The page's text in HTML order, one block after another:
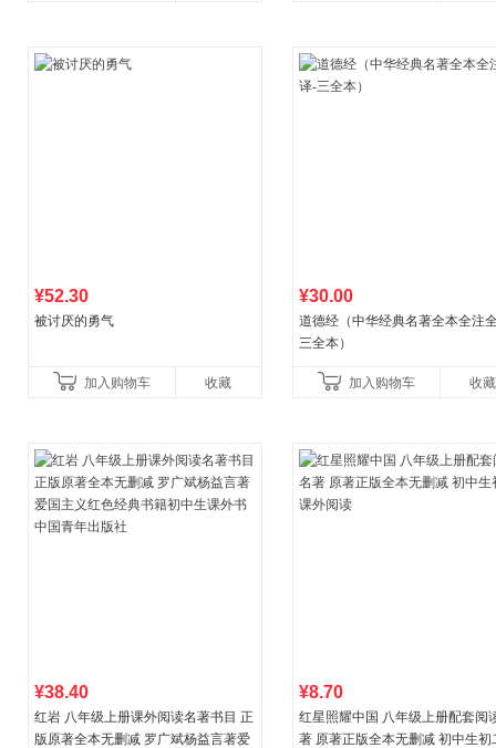
¥52.30
被讨厌的勇气
加入购物车 收藏
¥30.00
道德经（中华经典名著全本全注
三全本）
加入购物车 收藏
¥38.40
红岩 八年级上册课外阅读名著书目 正
版原著全本无删减 罗广斌杨益言著爱
¥8.70
红星照耀中国 八年级上册配套阅
著 原著正版全本无删减 初中生初